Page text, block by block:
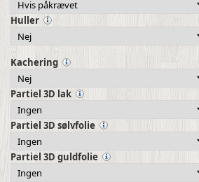
Huller
Kachering
Partiel 3D lak
Partiel 3D sølvfolie
Partiel 3D guldfolie